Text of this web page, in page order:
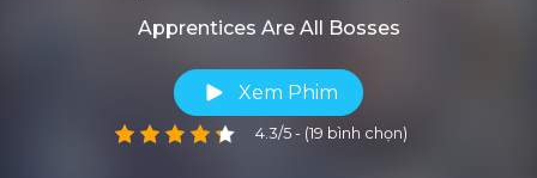
Apprentices Are All Bosses
Xem Phim
4.3/5 - (19 bình chọn)